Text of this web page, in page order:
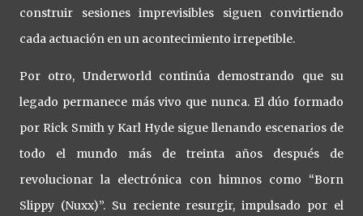
construir sesiones imprevisibles siguen convirtiendo
cada actuación en un acontecimiento irrepetible.
Por otro, Underworld continúa demostrando que su
legado permanece más vivo que nunca. El dúo formado
por Rick Smith y Karl Hyde sigue llenando escenarios de
todo el mundo más de treinta años después de
revolucionar la electrónica con himnos como “Born
Slippy (Nuxx)”. Su reciente resurgir, impulsado por el